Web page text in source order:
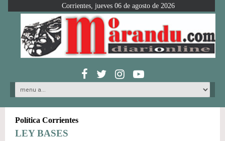
Corrientes, jueves 06 de agosto de 2026
Política Corrientes
LEY BASES